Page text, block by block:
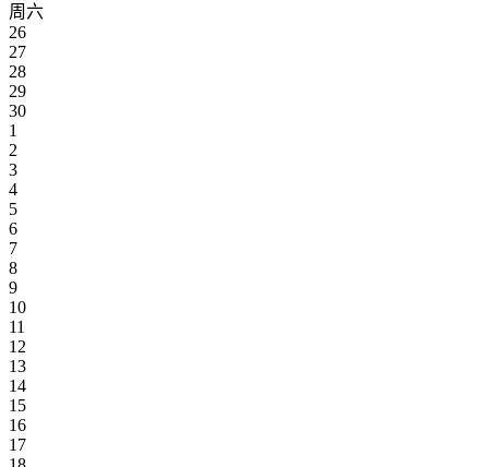
周六
26
27
28
29
30
1
2
3
4
5
6
7
8
9
10
11
12
13
14
15
16
17